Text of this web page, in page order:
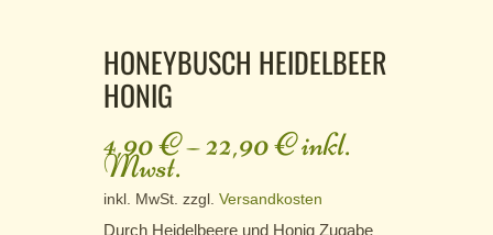
HONEYBUSCH HEIDELBEER
HONIG
4,90€–22,90€inkl.
Mwst.
inkl. MwSt. zzgl. Versandkosten
Durch Heidelbeere und Honig Zugabe